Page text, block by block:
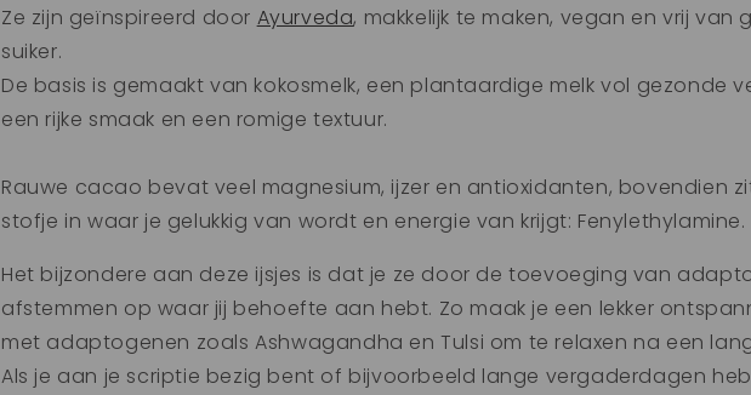
Ze zijn geïnspireerd door Ayurveda, makkelijk te maken, vegan en vrij van
suiker.
De basis is gemaakt van kokosmelk, een plantaardige melk vol gezonde
een rijke smaak en een romige textuur.
Rauwe cacao bevat veel magnesium, ijzer en antioxidanten, bovendien
stofje in waar je gelukkig van wordt en energie van krijgt: Fenylethylamine.
Het bijzondere aan deze ijsjes is dat je ze door de toevoeging van
afstemmen op waar jij behoefte aan hebt. Zo maak je een lekker
met adaptogenen zoals Ashwagandha en Tulsi om te relaxen na een
Als je aan je scriptie bezig bent of bijvoorbeeld lange vergaderdagen